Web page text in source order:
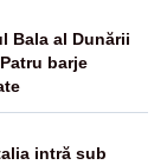
Bala al Dunării
barje
intră sub